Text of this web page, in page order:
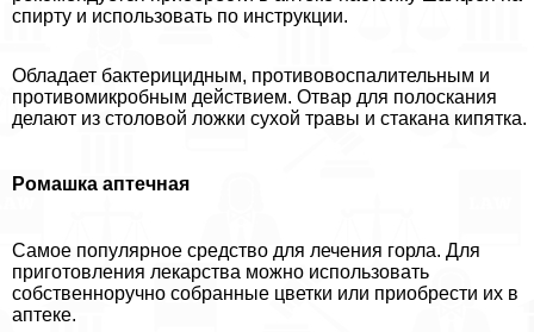
спирту и использовать по инструкции.
Обладает бактерицидным, противовоспалительным и
противомикробным действием. Отвар для полоскания
делают из столовой ложки сухой травы и стакана кипятка.
Ромашка аптечная
Самое популярное средство для лечения горла. Для
приготовления лекарства можно использовать
собственноручно собранные цветки или приобрести их в
аптеке.